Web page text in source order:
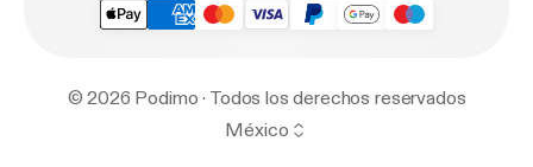
© 2026 Podimo · Todos los derechos reservados
México